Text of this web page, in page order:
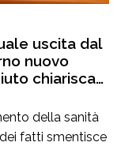
uscita dal
nuovo
chiarisca
della sanità
fatti smentisce